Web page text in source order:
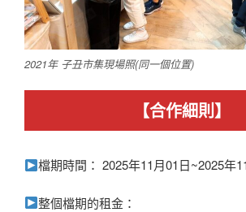
2021年 子丑市集現場照(同一個位置)
【合作細則】
檔期時間： 2025年11月01日~2025年
整個檔期的租金：